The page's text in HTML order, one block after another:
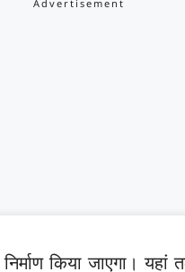
किया जाएगा। यहां